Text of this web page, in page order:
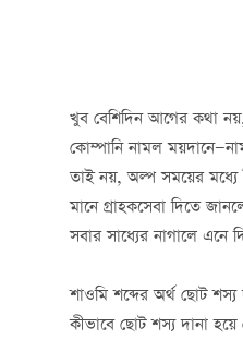
খুব বেশিদিন আগের কথা
কোম্পানি নামল
তাই নয়, অল্প সময়ের
মানে গ্রাহকসেবা দিতে
সবার সাধ্যের নাগালে এনে
শাওমি শব্দের অর্থ ছোট শস্য
কীভাবে ছোট শস্য দানা